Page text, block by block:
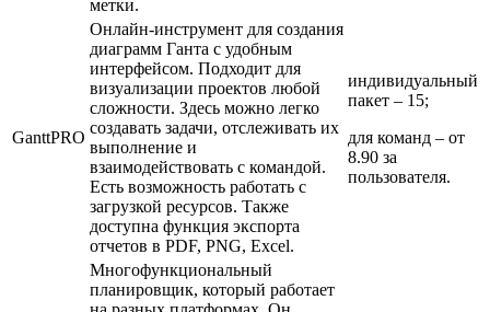
метки.
GanttPRO
Онлайн-инструмент для создания
диаграмм Ганта с удобным
интерфейсом. Подходит для
визуализации проектов любой
сложности. Здесь можно легко
создавать задачи, отслеживать их
выполнение и
взаимодействовать с командой.
Есть возможность работать с
загрузкой ресурсов. Также
доступна функция экспорта
отчетов в PDF, PNG, Excel.
индивидуальный
пакет – 15;
для команд – от
8.90 за
пользователя.
Многофункциональный
планировщик, который работает